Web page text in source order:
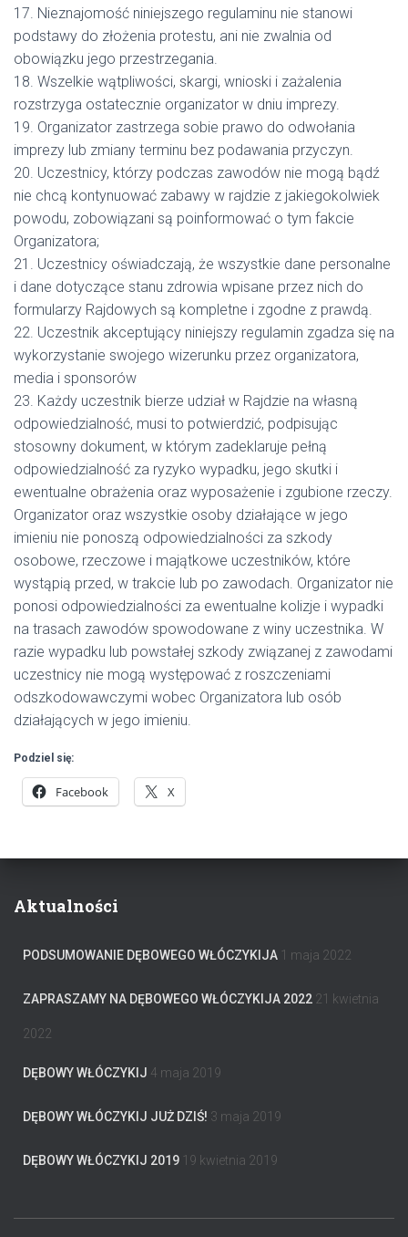
17. Nieznajomość niniejszego regulaminu nie stanowi
podstawy do złożenia protestu, ani nie zwalnia od
obowiązku jego przestrzegania.
18. Wszelkie wątpliwości, skargi, wnioski i zażalenia
rozstrzyga ostatecznie organizator w dniu imprezy.
19. Organizator zastrzega sobie prawo do odwołania
imprezy lub zmiany terminu bez podawania przyczyn.
20. Uczestnicy, którzy podczas zawodów nie mogą bądź
nie chcą kontynuować zabawy w rajdzie z jakiegokolwiek
powodu, zobowiązani są poinformować o tym fakcie
Organizatora;
21. Uczestnicy oświadczają, że wszystkie dane personalne
i dane dotyczące stanu zdrowia wpisane przez nich do
formularzy Rajdowych są kompletne i zgodne z prawdą.
22. Uczestnik akceptujący niniejszy regulamin zgadza się na
wykorzystanie swojego wizerunku przez organizatora,
media i sponsorów
23. Każdy uczestnik bierze udział w Rajdzie na własną
odpowiedzialność, musi to potwierdzić, podpisując
stosowny dokument, w którym zadeklaruje pełną
odpowiedzialność za ryzyko wypadku, jego skutki i
ewentualne obrażenia oraz wyposażenie i zgubione rzeczy.
Organizator oraz wszystkie osoby działające w jego
imieniu nie ponoszą odpowiedzialności za szkody
osobowe, rzeczowe i majątkowe uczestników, które
wystąpią przed, w trakcie lub po zawodach. Organizator nie
ponosi odpowiedzialności za ewentualne kolizje i wypadki
na trasach zawodów spowodowane z winy uczestnika. W
razie wypadku lub powstałej szkody związanej z zawodami
uczestnicy nie mogą występować z roszczeniami
odszkodowawczymi wobec Organizatora lub osób
działających w jego imieniu.
Podziel się:
Facebook X
Aktualności
PODSUMOWANIE DĘBOWEGO WŁÓCZYKIJA 1 maja 2022
ZAPRASZAMY NA DĘBOWEGO WŁÓCZYKIJA 2022 21 kwietnia
2022
DĘBOWY WŁÓCZYKIJ 4 maja 2019
DĘBOWY WŁÓCZYKIJ JUŻ DZIŚ! 3 maja 2019
DĘBOWY WŁÓCZYKIJ 2019 19 kwietnia 2019